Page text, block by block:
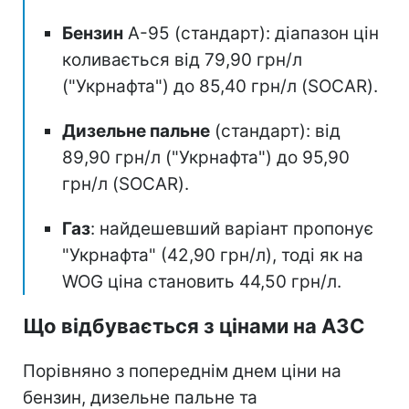
Бензин А-95 (стандарт): діапазон цін
коливається від 79,90 грн/л
("Укрнафта") до 85,40 грн/л (SOCAR).
Дизельне пальне (стандарт): від
89,90 грн/л ("Укрнафта") до 95,90
грн/л (SOCAR).
Газ: найдешевший варіант пропонує
"Укрнафта" (42,90 грн/л), тоді як на
WOG ціна становить 44,50 грн/л.
Що відбувається з цінами на АЗС
Порівняно з попереднім днем ціни на
бензин, дизельне пальне та